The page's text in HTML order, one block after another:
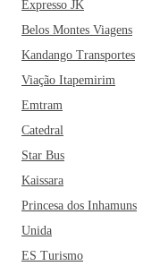
verdes e parques;
Catedral Senhor
Parque JK e a
da cidade, vale a
aproveitar para
o empadão goiano
restaurantes mais
o Aldeia
cogumelos. Vale
Expresso JK
Belos Montes Viagens
Kandango Transportes
Viação Itapemirim
Emtram
Catedral
Star Bus
Kaissara
Princesa dos Inhamuns
Unida
ES Turismo